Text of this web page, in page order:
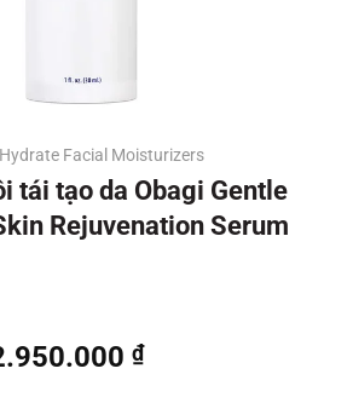
Hydrate Facial Moisturizers
tái tạo da Obagi Gentle
Rejuvenation Serum
₫Giá